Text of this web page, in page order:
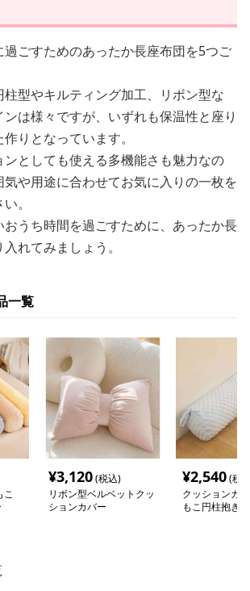
ごすためのあったか長座布団を5つご
柱型やキルティング加工、リボン型な
は様々ですが、いずれも保温性と座り
りとなっています。
としても使える多機能さも魅力なの
や用途に合わせてお気に入りの一枚を
。
うち時間を過ごすために、あったか長
れてみましょう。
一覧
こ
¥3,120(税込)
リボン型ベルベットクッ
ションカバー
¥2,540(税
クッションカ
もこ円柱抱き